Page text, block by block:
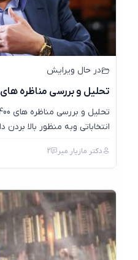
در حال ویرایش
تحلیل و بررسی مناظره های 1400 عبدالرضا همتی
انتخاباتی وبه منظور بالا بردن دانش
دکتر مازیار میر 2